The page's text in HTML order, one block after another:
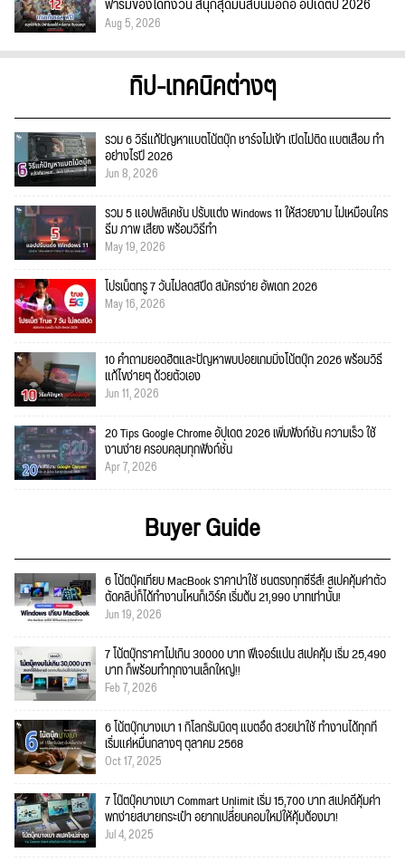
Aug 5, 2026
ทิป-เทคนิคต่างๆ
รวม 6 วิธีแก้ปัญหาแบตโน้ตบุ๊ก ชาร์จไม่เข้า เปิดไม่ติด แบตเสื่อม ทำ
อย่างไรปี 2026
Jun 8, 2026
รวม 5 แอปพลิเคชัน ปรับแต่ง Windows 11 ให้สวยงาม ไม่เหมือนใคร
ธีม ภาพ เสียง พร้อมวิธีทำ
May 19, 2026
โปรเน็ตทรู 7 วันไม่ลดสปีด สมัครง่าย อัพเดท 2026
May 16, 2026
10 คำถามยอดฮิตและปัญหาพบบ่อยเกมมิ่งโน้ตบุ๊ก 2026 พร้อมวิธี
แก้ไขง่ายๆ ด้วยตัวเอง
Jun 11, 2026
20 Tips Google Chrome อัปเดต 2026 เพิ่มฟังก์ชั่น ความเร็ว ใช้
งานง่าย ครอบคลุมทุกฟังก์ชั่น
Apr 7, 2026
Buyer Guide
6 โน้ตบุ๊คเทียบ MacBook ราคาน่าใช้ ชนตรงทุกซีรีส์! สเปคคุ้มค่าตัว
ตัดคลิปก็ได้ทำงานไหนก็เวิร์ค เริ่มต้น 21,990 บาทเท่านั้น!
Jun 19, 2026
7 โน้ตบุ๊กราคาไม่เกิน 30000 บาท ฟีเจอร์แน่น สเปคคุ้ม เริ่ม 25,490
บาท ก็พร้อมทำทุกงานเล็กใหญ่!!
Feb 7, 2026
6 โน้ตบุ๊กบางเบา 1 กิโลกรัมนิดๆ แบตอึด สวยน่าใช้ ทำงานได้ทุกที่
เริ่มแค่หมื่นกลางๆ ตุลาคม 2568
Oct 17, 2025
7 โน๊ตบุ๊คบางเบา Commart Unlimit เริ่ม 15,700 บาท สเปคดีคุ้มค่า
พกง่ายสบายกระเป๋า อยากเปลี่ยนคอมใหม่ให้คุ้มต้องมา!
Jul 4, 2025